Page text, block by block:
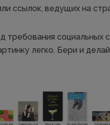
ссылок, ведущих на
социальных
легко. Бери и